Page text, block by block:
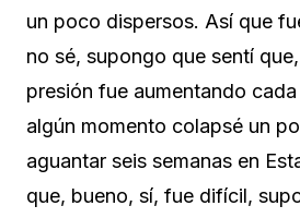
un poco dispersos. Así que
no sé, supongo que sentí
presión fue aumentando
algún momento colapsé un
aguantar seis semanas en
que, bueno, sí, fue difícil,